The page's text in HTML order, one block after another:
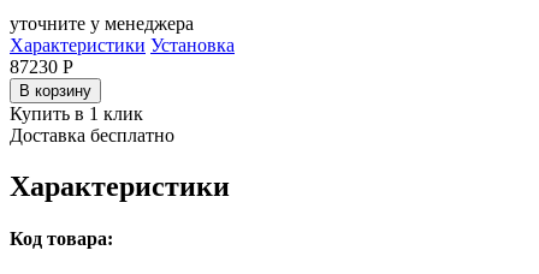
уточните у менеджера
Характеристики Установка
87230 Р
В корзину
Купить в 1 клик
Доставка бесплатно
Характеристики
Код товара: